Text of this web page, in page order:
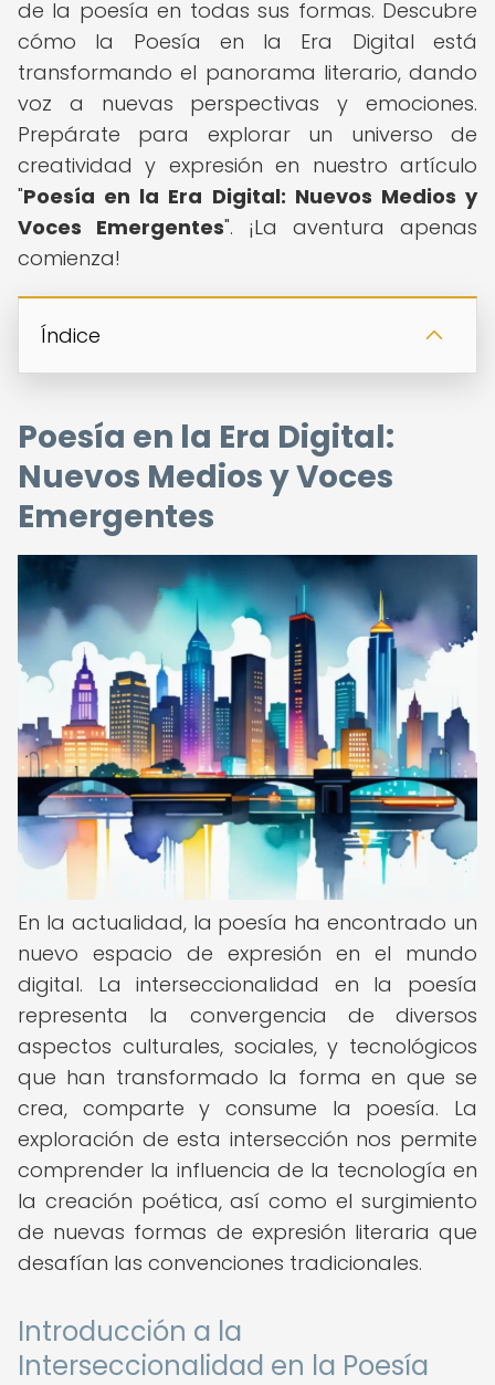
de la poesía en todas sus formas. Descubre
cómo la Poesía en la Era Digital está
transformando el panorama literario, dando
voz a nuevas perspectivas y emociones.
Prepárate para explorar un universo de
creatividad y expresión en nuestro artículo
"Poesía en la Era Digital: Nuevos Medios y
Voces Emergentes". ¡La aventura apenas
comienza!
Índice
Poesía en la Era Digital:
Nuevos Medios y Voces
Emergentes
En la actualidad, la poesía ha encontrado un
nuevo espacio de expresión en el mundo
digital. La interseccionalidad en la poesía
representa la convergencia de diversos
aspectos culturales, sociales, y tecnológicos
que han transformado la forma en que se
crea, comparte y consume la poesía. La
exploración de esta intersección nos permite
comprender la influencia de la tecnología en
la creación poética, así como el surgimiento
de nuevas formas de expresión literaria que
desafían las convenciones tradicionales.
Introducción a la
Interseccionalidad en la Poesía